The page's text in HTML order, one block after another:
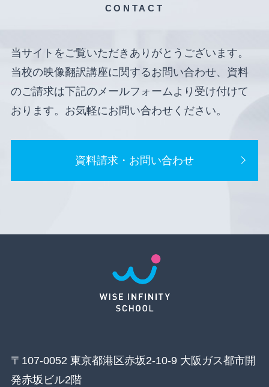
CONTACT
当サイトをご覧いただきありがとうございます。
当校の映像翻訳講座に関するお問い合わせ、資料
のご請求は下記のメールフォームより受け付けて
おります。お気軽にお問い合わせください。
資料請求・お問い合わせ
〒107-0052 東京都港区赤坂2-10-9 大阪ガス都市開
発赤坂ビル2階